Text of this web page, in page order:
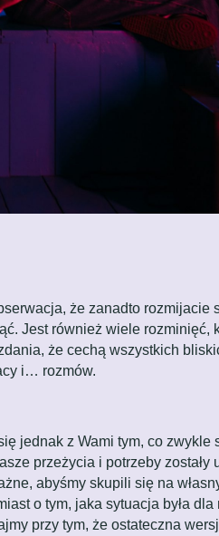
że zanadto rozmijacie
Jest również wiele rozminięć,
że cechą wszystkich
i… rozmów.
jednak z Wami tym, co zwykle
przeżycia i potrzeby
abyśmy skupili się na
o tym, jaka sytuacja była
przy tym, że ostateczna